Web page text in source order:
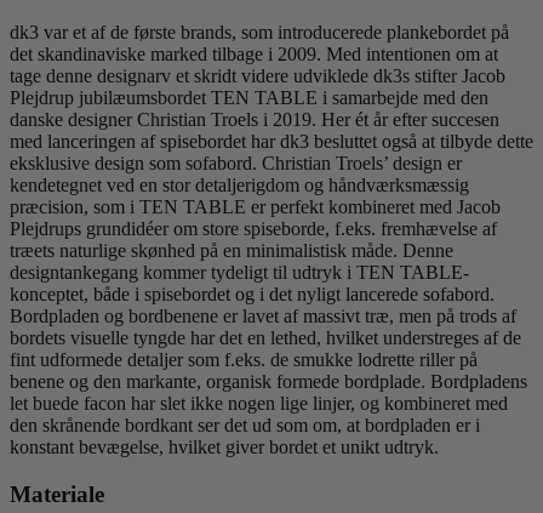
dk3 var et af de første brands, som introducerede plankebordet på
det skandinaviske marked tilbage i 2009. Med intentionen om at
tage denne designarv et skridt videre udviklede dk3s stifter Jacob
Plejdrup jubilæumsbordet TEN TABLE i samarbejde med den
danske designer Christian Troels i 2019. Her ét år efter succesen
med lanceringen af spisebordet har dk3 besluttet også at tilbyde dette
eksklusive design som sofabord. Christian Troels’ design er
kendetegnet ved en stor detaljerigdom og håndværksmæssig
præcision, som i TEN TABLE er perfekt kombineret med Jacob
Plejdrups grundidéer om store spiseborde, f.eks. fremhævelse af
træets naturlige skønhed på en minimalistisk måde. Denne
designtankegang kommer tydeligt til udtryk i TEN TABLE-
konceptet, både i spisebordet og i det nyligt lancerede sofabord.
Bordpladen og bordbenene er lavet af massivt træ, men på trods af
bordets visuelle tyngde har det en lethed, hvilket understreges af de
fint udformede detaljer som f.eks. de smukke lodrette riller på
benene og den markante, organisk formede bordplade. Bordpladens
let buede facon har slet ikke nogen lige linjer, og kombineret med
den skrånende bordkant ser det ud som om, at bordpladen er i
konstant bevægelse, hvilket giver bordet et unikt udtryk.
Materiale